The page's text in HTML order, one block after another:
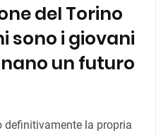
del Torino
sono i giovani
un futuro
definitivamente la propria